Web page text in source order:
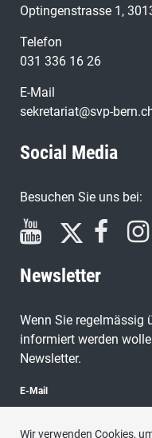
Optingenstrasse 1,
Telefon
031 336 16 26
E-Mail
sekretariat@svp-
Social Media
Besuchen Sie uns bei:
Newsletter
Wenn Sie regelmässig
informiert werden
Newsletter.
E-Mail
Wir verwenden Cookies,